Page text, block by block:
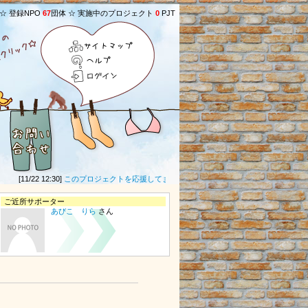
登録NPO 67団体 ☆ 実施中のプロジェクト 0 PJT
サイトマップ
ヘルプ
ログイン
[11/22 12:30]このプロジェクトを応援してます！！！(グリーンさん) ★[01/06
ご近所サポーター
あびこ りらさん